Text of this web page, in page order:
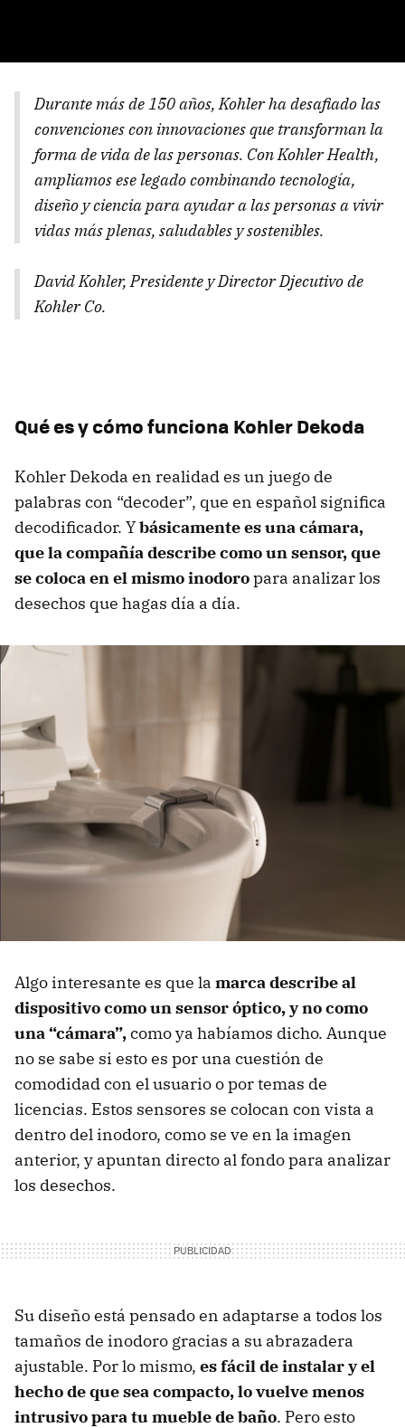
Durante más de 150 años, Kohler ha desafiado las
convenciones con innovaciones que transforman la
forma de vida de las personas. Con Kohler Health,
ampliamos ese legado combinando tecnología,
diseño y ciencia para ayudar a las personas a vivir
vidas más plenas, saludables y sostenibles.
David Kohler, Presidente y Director Djecutivo de
Kohler Co.
Qué es y cómo funciona Kohler Dekoda
Kohler Dekoda en realidad es un juego de
palabras con “decoder”, que en español significa
decodificador. Ybásicamente es una cámara,
que la compañía describe como un sensor, que
se coloca en el mismo inodoropara analizar los
desechos que hagas día a día.
Algo interesante es que la marca describe al
dispositivo como un sensor óptico, y no como
una “cámara”,como ya habíamos dicho. Aunque
no se sabe si esto es por una cuestión de
comodidad con el usuario o por temas de
licencias. Estos sensores se colocan con vista a
dentro del inodoro, como se ve en la imagen
anterior, y apuntan directo al fondo para analizar
los desechos.
Su diseño está pensado en adaptarse a todos los
tamaños de inodoro gracias a su abrazadera
ajustable. Por lo mismo, es fácil de instalar y el
hecho de que sea compacto, lo vuelve menos
intrusivo para tu mueble de baño. Pero esto